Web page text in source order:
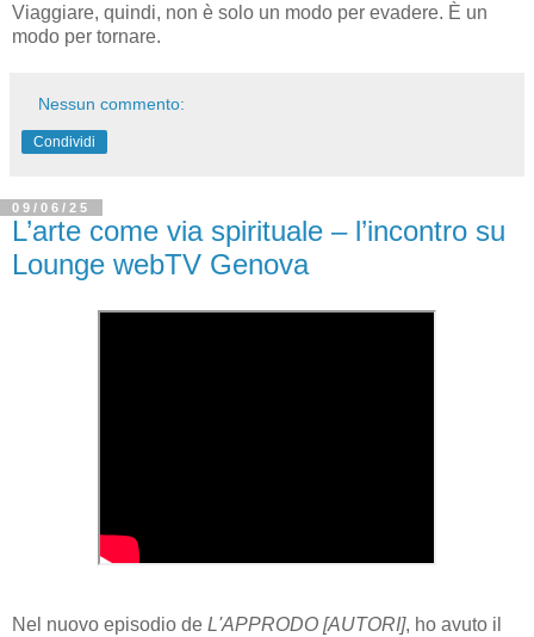
Viaggiare, quindi, non è solo un modo per evadere. È un
modo per tornare.
Nessun commento:
Condividi
09/06/25
L’arte come via spirituale – l’incontro su
Lounge webTV Genova
Nel nuovo episodio de L'APPRODO [AUTORI], ho avuto il